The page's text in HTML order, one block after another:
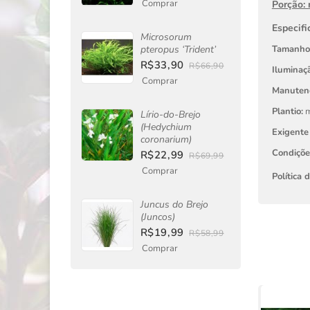
Comprar
Microsorum
pteropus ‘Trident’
R$33,90 R$66,90
Comprar
Lírio-do-Brejo
(Hedychium
coronarium)
R$22,99 R$69,99
Comprar
Juncus do Brejo
(Juncos)
R$19,99 R$58,99
Comprar
Porção:
Plantio:
Política